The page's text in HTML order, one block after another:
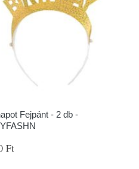
Fejpánt - 2 db -
Ft